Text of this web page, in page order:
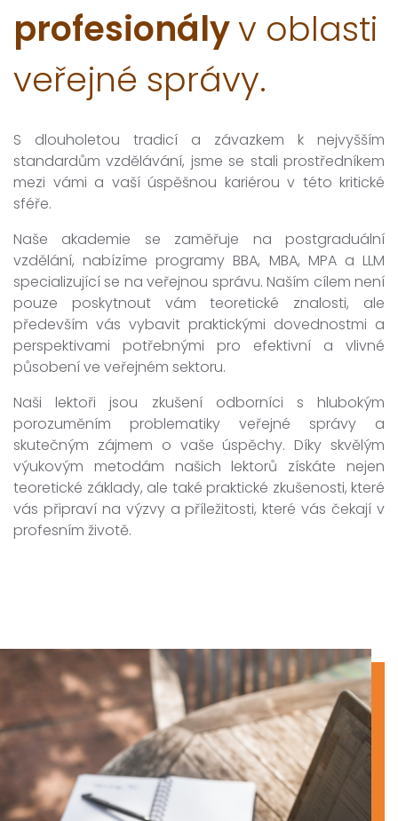
profesionályv oblasti
veřejné správy.
S dlouholetou tradicí a závazkem k nejvyšším
standardům vzdělávání, jsme se stali prostředníkem
mezi vámi a vaší úspěšnou kariérou v této kritické
sféře.
Naše akademie se zaměřuje na postgraduální
vzdělání, nabízíme programy BBA, MBA, MPA a LLM
specializující se na veřejnou správu. Naším cílem není
pouze poskytnout vám teoretické znalosti, ale
především vás vybavit praktickými dovednostmi a
perspektivami potřebnými pro efektivní a vlivné
působení ve veřejném sektoru.
Naši lektoři jsou zkušení odborníci s hlubokým
porozuměním problematiky veřejné správy a
skutečným zájmem o vaše úspěchy. Díky skvělým
výukovým metodám našich lektorů získáte nejen
teoretické základy, ale také praktické zkušenosti, které
vás připraví na výzvy a příležitosti, které vás čekají v
profesním životě.